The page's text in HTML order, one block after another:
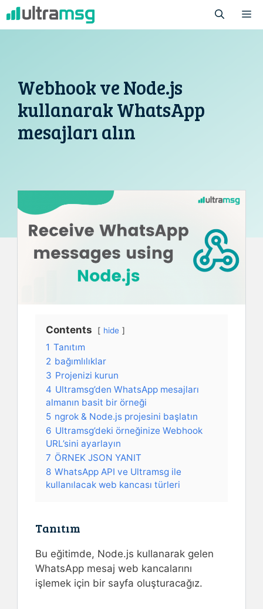
İçeriğe
atla
Webhook ve Node.js
kullanarak WhatsApp
mesajları alın
Contents hide
1 Tanıtım
2 bağımlılıklar
3 Projenizi kurun
4 Ultramsg’den WhatsApp mesajları
almanın basit bir örneği
5 ngrok & Node.js projesini başlatın
6 Ultramsg’deki örneğinize Webhook
URL’sini ayarlayın
7 ÖRNEK JSON YANIT
8 WhatsApp API ve Ultramsg ile
kullanılacak web kancası türleri
Tanıtım
Bu eğitimde, Node.js kullanarak gelen
WhatsApp mesaj web kancalarını
işlemek için bir sayfa oluşturacağız.